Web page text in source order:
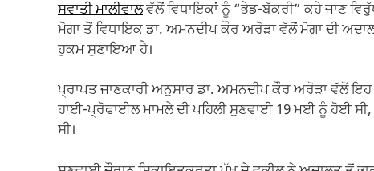
ਸਵਾਤੀ ਮਾਲੀਵਾਲਵੱਲੋਂ ਵਿਧਾਇਕਾਂ ਨੂੰ “ਭੇਡ-ਬੱਕਰੀ” ਕਹੇ ਜਾਣ
ਮੋਗਾ ਤੋਂ ਵਿਧਾਇਕ ਡਾ. ਅਮਨਦੀਪ ਕੌਰ ਅਰੋੜਾ ਵੱਲੋਂ ਮੋਗਾ ਦੀ
ਹੁਕਮ ਸੁਣਾਇਆ ਹੈ।
ਪ੍ਰਾਪਤ ਜਾਣਕਾਰੀ ਅਨੁਸਾਰ ਡਾ. ਅਮਨਦੀਪ ਕੌਰ ਅਰੋੜਾ ਵੱਲੋਂ
ਹਾਈ-ਪ੍ਰੋਫਾਈਲ ਮਾਮਲੇ ਦੀ ਪਹਿਲੀ ਸੁਣਵਾਈ 19 ਮਈ ਨੂੰ ਹੋਈ
ਸੀ।